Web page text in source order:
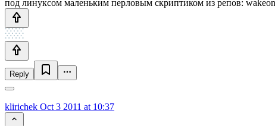
под линуксом маленьким перловым скриптиком из репов:
Reply
klirichek Oct 3 2011 at 10:37